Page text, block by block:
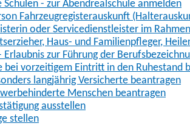
- zur Abendrealschule anmelden
Fahrzeugregisterauskunft
oder Servicedienstleister im
Haus- und Familienpfleger,
Erlaubnis zur Führung der
bei vorzeitigem Eintritt in den Ruhestand
langjährig Versicherte beantragen
Menschen beantragen
ausstellen
stellen